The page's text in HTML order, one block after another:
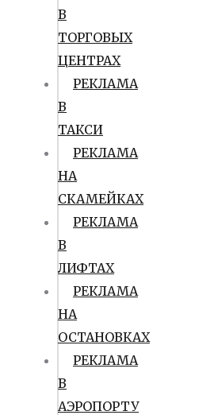
В
ТОРГОВЫХ
ЦЕНТРАХ
РЕКЛАМА
В
ТАКСИ
РЕКЛАМА
НА
СКАМЕЙКАХ
РЕКЛАМА
В
ЛИФТАХ
РЕКЛАМА
НА
ОСТАНОВКАХ
РЕКЛАМА
В
АЭРОПОРТУ